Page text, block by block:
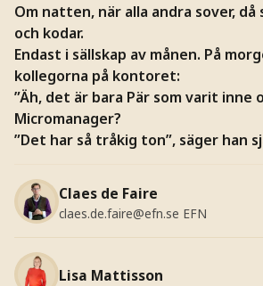
Om natten, när alla andra sover,
och kodar.
Endast i sällskap av månen. På
kollegorna på kontoret:
”Äh, det är bara Pär som varit inne
Micromanager?
”Det har så tråkig ton”, säger han
Claes de Faire
claes.de.faire@efn.se EFN
Lisa Mattisson